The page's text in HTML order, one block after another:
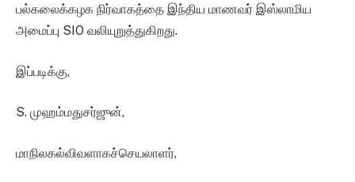
பல்கலைக்கழக நிர்வாகத்தை இந்திய மாணவர் இஸ்லாமிய
அமைப்பு SIO வலியுறுத்துகிறது.
இப்படிக்கு,
S. முஹம்மதுசர்ஜுன்,
மாநிலகல்விவளாகச்செயலாளர்,